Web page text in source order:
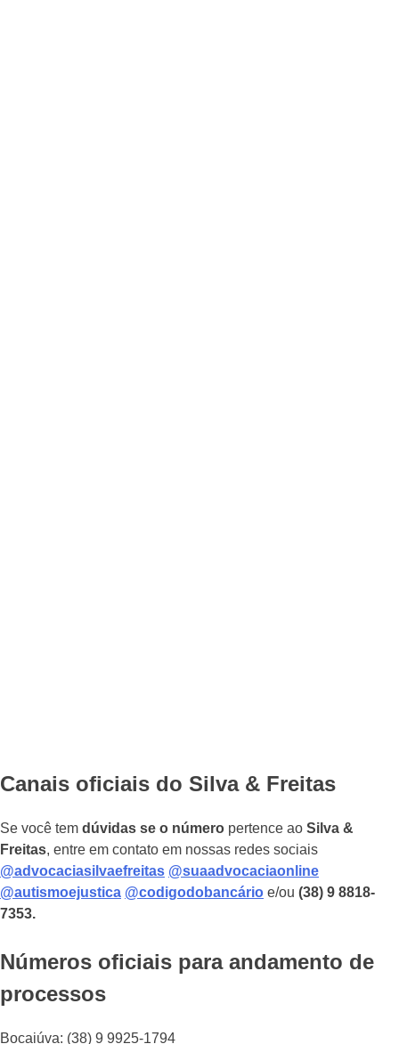
Canais oficiais do Silva & Freitas
Se você tem dúvidas se o número pertence ao Silva &
Freitas, entre em contato em nossas redes sociais
@advocaciasilvaefreitas @suaadvocaciaonline
@autismoejustica @codigodobancário e/ou (38) 9 8818-
7353.
Números oficiais para andamento de
processos
Bocaiúva: (38) 9 9925-1794